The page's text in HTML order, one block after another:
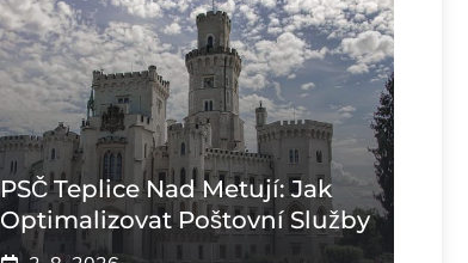
PSČ Teplice Nad Metují: Jak
Optimalizovat Poštovní Služby